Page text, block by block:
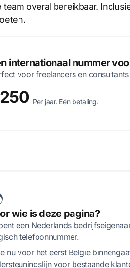
team overal bereikbaar.
internationaal nummer
voor freelancers en
Per jaar. Eén betaling.
wie is deze pagina?
een Nederlands
telefoonnummer.
nu voor het eerst België
voor bestaande